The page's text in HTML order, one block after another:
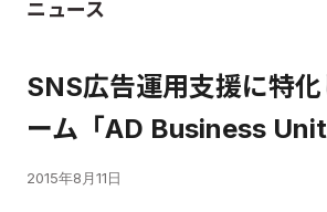
ニュース
SNS広告運用支援に特
ーム「AD Business
2015年8月11日